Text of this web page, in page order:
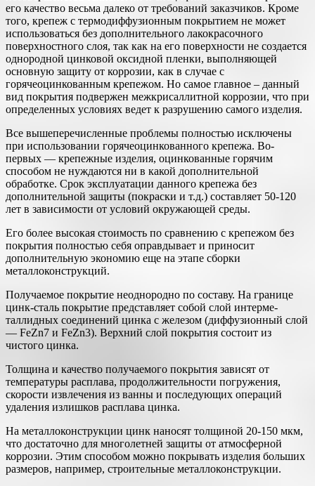
его качество весьма далеко от требований заказчиков. Кроме
того, крепеж с термодиффузионным покрытием не может
использоваться без дополнительного лакокрасочного
поверхностного слоя, так как на его поверхности не создается
однородной цинковой оксидной пленки, выполняющей
основную защиту от коррозии, как в случае с
горячеоцинкованным крепежом. Но самое главное – данный
вид покрытия подвержен межкрисаллитной коррозии, что при
определенных условиях ведет к разрушению самого изделия.
Все вышеперечисленные проблемы полностью исключены
при использовании горячеоцинкованного крепежа. Во-
первых — крепежные изделия, оцинкованные горячим
способом не нуждаются ни в какой дополнительной
обработке. Срок эксплуатации данного крепежа без
дополнительной защиты (покраски и т.д.) составляет 50-120
лет в зависимости от условий окружающей среды.
Его более высокая стоимость по сравнению с крепежом без
покрытия полностью себя оправдывает и приносит
дополнительную экономию еще на этапе сборки
металлоконструкций.
Получаемое покрытие неоднородно по составу. На гра­нице
цинк-сталь покрытие представляет собой слой интерме­
таллидных соединений цинка с железом (диффузионный слой
— FeZn7 и FeZn3). Вер­хний слой покрытия состоит из
чистого цинка.
Толщина и качество получаемого покрытия зависят от
температу­ры расплава, продолжительности погружения,
скорости из­влечения из ванны и последующих операций
удаления из­лишков расплава цинка.
На металлоконструкции цинк наносят толщиной 20-150 мкм,
что достаточно для многолетней защиты от атмосферной
коррозии. Этим способом можно покрывать изделия больших
размеров, например, строительные металлоконструкции.